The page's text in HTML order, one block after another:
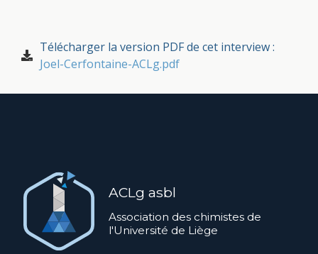
Télécharger la version PDF de cet interview :
Joel-Cerfontaine-ACLg.pdf
ACLg asbl
Association des chimistes de
l'Université de Liège